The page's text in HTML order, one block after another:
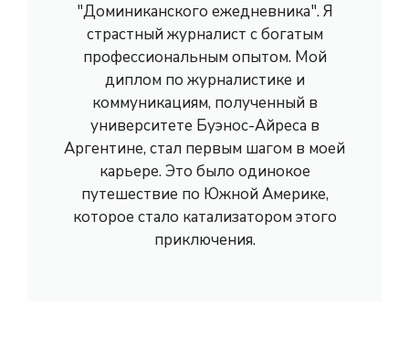
"Доминиканского ежедневника". Я
страстный журналист с богатым
профессиональным опытом. Мой
диплом по журналистике и
коммуникациям, полученный в
университете Буэнос-Айреса в
Аргентине, стал первым шагом в моей
карьере. Это было одинокое
путешествие по Южной Америке,
которое стало катализатором этого
приключения.